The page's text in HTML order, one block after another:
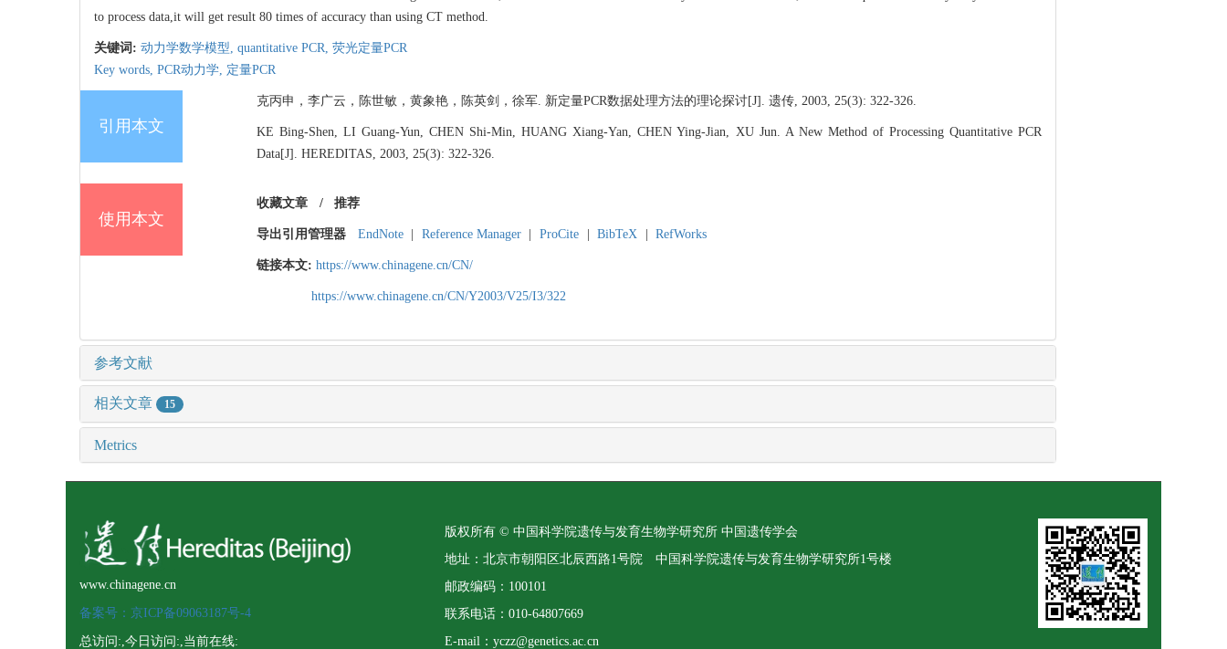
to process data,it will get result 80 times of accuracy than using CT method.
关键词: 动力学数学模型, quantitative PCR, 荧光定量PCR
Key words, PCR动力学, 定量PCR
引用本文
克丙申，李广云，陈世敏，黄象艳，陈英剑，徐军. 新定量PCR数据处理方法的理论探讨[J]. 遗传, 2003, 25(3): 322-326.
KE Bing-Shen, LI Guang-Yun, CHEN Shi-Min, HUANG Xiang-Yan, CHEN Ying-Jian, XU Jun. A New Method of Processing Quantitative PCR
Data[J]. HEREDITAS, 2003, 25(3): 322-326.
使用本文
收藏文章 / 推荐
导出引用管理器 EndNote Reference Manager ProCite BibTeX RefWorks
链接本文: https://www.chinagene.cn/CN/
https://www.chinagene.cn/CN/Y2003/V25/I3/322
参考文献
相关文章 15
Metrics
www.chinagene.cn
备案号：京ICP备09063187号-4
总访问: ,今日访问: ,当前在线:
版权所有 © 中国科学院遗传与发育生物学研究所 中国遗传学会
地址：北京市朝阳区北辰西路1号院 中国科学院遗传与发育生物学研究所1号楼
邮政编码：100101
联系电话：010-64807669
E-mail：yczz@genetics.ac.cn